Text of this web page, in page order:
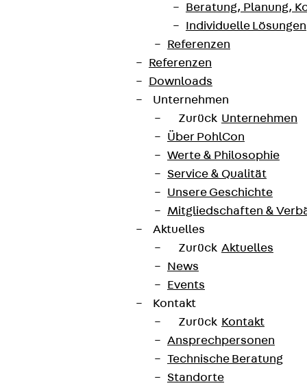
Beratung, Planung,
Individuelle Lösungen
Referenzen
Referenzen
Downloads
Unternehmen
Zurück Unternehmen
Über PohlCon
Werte & Philosophie
Service & Qualität
Unsere Geschichte
Mitgliedschaften &
Aktuelles
Zurück Aktuelles
News
Events
Kontakt
Zurück Kontakt
Ansprechpersonen
Technische Beratung
Standorte